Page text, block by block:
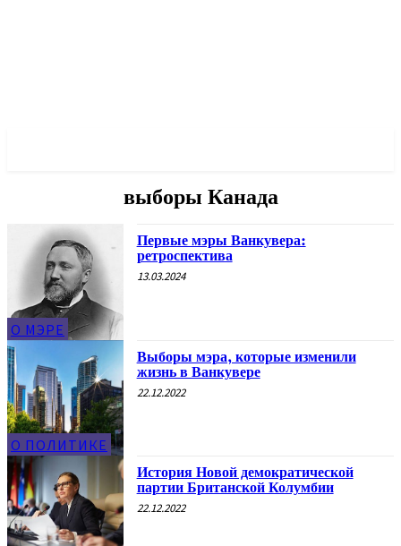
выборы Канада
О МЭРЕ
Первые мэры Ванкувера:
ретроспектива
13.03.2024
О ПОЛИТИКЕ
Выборы мэра, которые изменили
жизнь в Ванкувере
22.12.2022
История Новой демократической
партии Британской Колумбии
22.12.2022